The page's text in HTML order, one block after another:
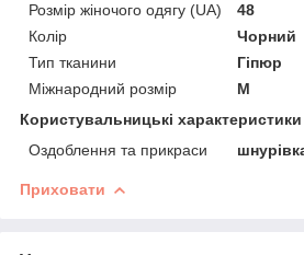
Розмір жіночого одягу (UA)
48
Колір
Чорний
Тип тканини
Гіпюр
Міжнародний розмір
M
Користувальницькі характеристики
Оздоблення та прикраси
Приховати